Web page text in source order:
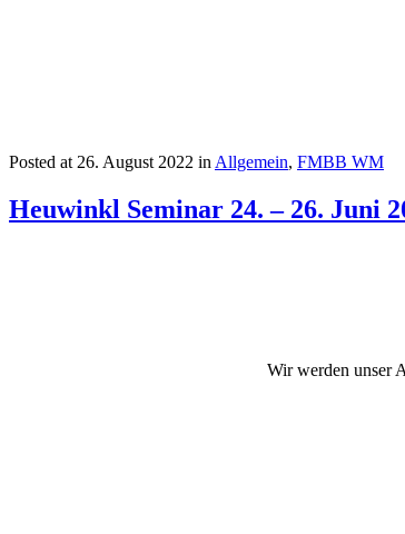
Posted at 26. August 2022 in Allgemein, FMBB WM
Heuwinkl Seminar 24. – 26. Juni
Wir werden unser